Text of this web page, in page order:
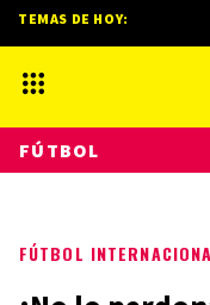
FÚTBOL
TEMAS DE HOY:
FÚTBOL